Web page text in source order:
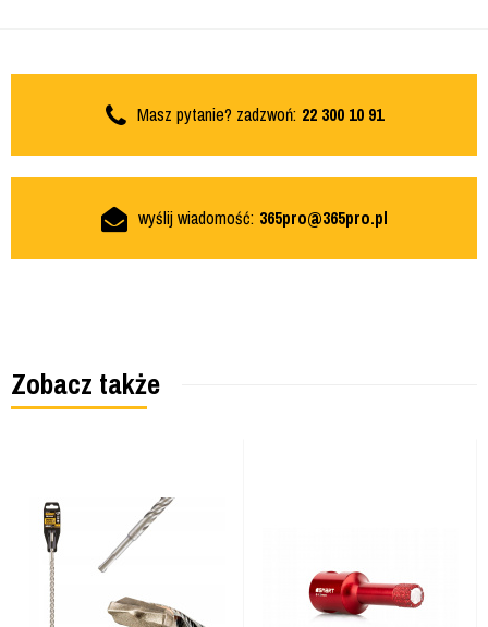
Masz pytanie? zadzwoń: 22 300 10 91
wyślij wiadomość: 365pro@365pro.pl
Zobacz także